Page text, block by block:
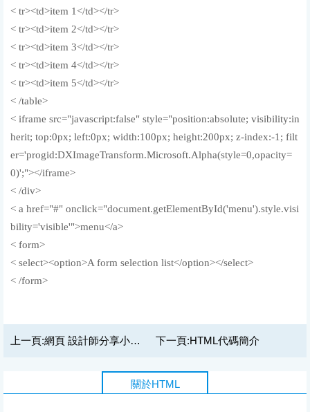
< tr><td>item 1</td></tr>
< tr><td>item 2</td></tr>
< tr><td>item 3</td></tr>
< tr><td>item 4</td></tr>
< tr><td>item 5</td></tr>
< /table>
< iframe src="javascript:false" style="position:absolute; visibility:in
herit; top:0px; left:0px; width:100px; height:200px; z-index:-1; filt
er='progid:DXImageTransform.Microsoft.Alpha(style=0,opacity=
0)';"></iframe>
< /div>
< a href="#" onclick="document.getElementById('menu').style.visi
bility='visible'">menu</a>
< form>
< select><option>A form selection list</option></select>
< /form>
上一頁:網頁 設計師分享小貼士：避免使用黑色 下一頁:HTML代碼簡介
關於HTML